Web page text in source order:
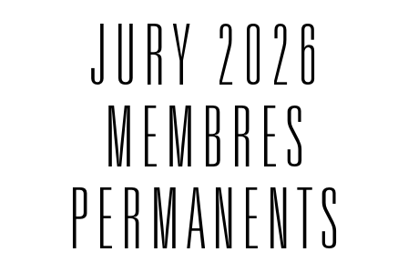
JURY 2026
MEMBRES
PERMANENTS